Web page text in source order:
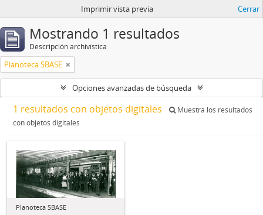
Imprimir vista previa Cerrar
Mostrando 1 resultados
Descripción archivística
Planoteca SBASE
Opciones avanzadas de búsqueda
1 resultados con objetos digitales
Muestra los resultados
con objetos digitales
Planoteca SBASE